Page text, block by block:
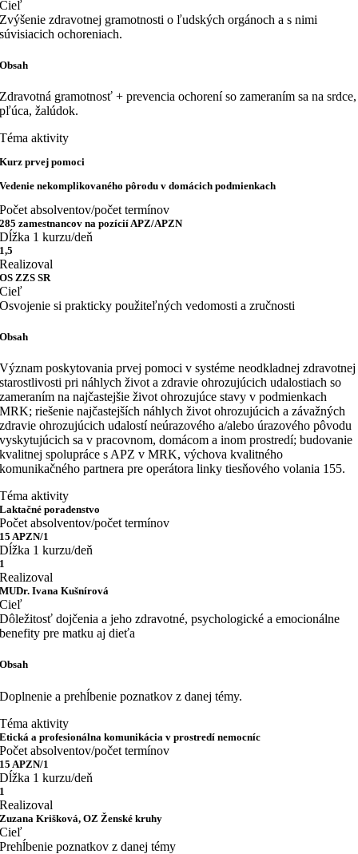
Cieľ
Zvýšenie zdravotnej gramotnosti o ľudských orgánoch a s nimi
súvisiacich ochoreniach.
Obsah
Zdravotná gramotnosť + prevencia ochorení so zameraním sa na srdce,
pľúca, žalúdok.
Téma aktivity
Kurz prvej pomoci
Vedenie nekomplikovaného pôrodu v domácich podmienkach
Počet absolventov/počet termínov
285 zamestnancov na pozícií APZ/APZN
Dĺžka 1 kurzu/deň
1,5
Realizoval
OS ZZS SR
Cieľ
Osvojenie si prakticky použiteľných vedomosti a zručnosti
Obsah
Význam poskytovania prvej pomoci v systéme neodkladnej zdravotnej
starostlivosti pri náhlych život a zdravie ohrozujúcich udalostiach so
zameraním na najčastejšie život ohrozujúce stavy v podmienkach
MRK; riešenie najčastejších náhlych život ohrozujúcich a závažných
zdravie ohrozujúcich udalostí neúrazového a/alebo úrazového pôvodu
vyskytujúcich sa v pracovnom, domácom a inom prostredí; budovanie
kvalitnej spolupráce s APZ v MRK, výchova kvalitného
komunikačného partnera pre operátora linky tiesňového volania 155.
Téma aktivity
Laktačné poradenstvo
Počet absolventov/počet termínov
15 APZN/1
Dĺžka 1 kurzu/deň
1
Realizoval
MUDr. Ivana Kušnírová
Cieľ
Dôležitosť dojčenia a jeho zdravotné, psychologické a emocionálne
benefity pre matku aj dieťa
Obsah
Doplnenie a prehĺbenie poznatkov z danej témy.
Téma aktivity
Etická a profesionálna komunikácia v prostredí nemocníc
Počet absolventov/počet termínov
15 APZN/1
Dĺžka 1 kurzu/deň
1
Realizoval
Zuzana Krišková, OZ Ženské kruhy
Cieľ
Prehĺbenie poznatkov z danej témy